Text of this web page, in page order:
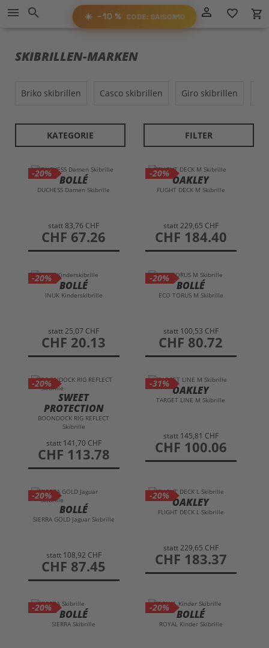
−10%RABATTAUF ALLES!
☀️ −10 % CODE: SAISON10 person_outline favorite_border local_grocery_store
menu search
SKIBRILLEN-MARKEN
briko skibrillen casco skibrillen giro skibrillen
KATEGORIE FILTER
-20%
BOLLÉ
DUCHESS Damen Skibrille
statt83,76 CHF
preis
CHF 67.26
-20%
OAKLEY
FLIGHT DECK M Skibrille
statt 229,65 CHF
preis
CHF 184.40
-20%
BOLLÉ
INUK Kinderskibrille
statt25,07 CHF
preis
CHF 20.13
-20%
BOLLÉ
ECO TORUS M Skibrille
statt 100,53 CHF
preis
CHF 80.72
-20%
SWEET
PROTECTION
BOONDOCK RIG REFLECT
Skibrille
statt 141,70 CHF
preis
CHF 113.78
-31%
OAKLEY
TARGET LINE M Skibrille
statt 145,81 CHF
preis
CHF 100.06
-20%
BOLLÉ
SIERRA GOLD Jaguar Skibrille
statt 108,92 CHF
preis
CHF 87.45
-20%
OAKLEY
FLIGHT DECK L Skibrille
statt 229,65 CHF
preis
CHF 183.37
-20%
BOLLÉ
SIERRA Skibrille
-20%
BOLLÉ
ROYAL Kinder Skibrille